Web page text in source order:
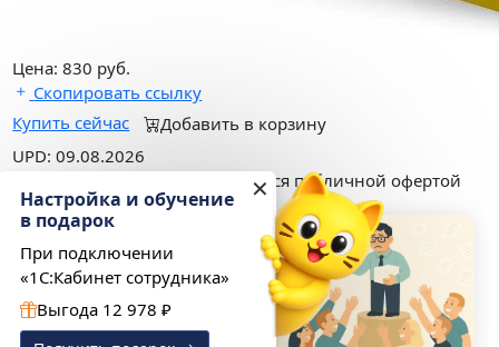
Цена:830 руб.
Скопировать ссылку
Купить сейчас
Добавить в корзину
UPD: 09.08.2026
Данный Прайс-лист не является публичной офертой
✕
Настройка и обучение
в подарок
При подключении
«1С:Кабинет сотрудника»
Выгода 12 978 ₽